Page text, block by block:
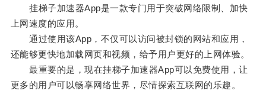
挂梯子加速器App是一款专门用于突破网络限制、加快
上网速度的应用。
通过使用该App，不仅可以访问被封锁的网站和应用，
还能够更快地加载网页和视频，给予用户更好的上网体验。
最重要的是，现在挂梯子加速器App可以免费使用，让
更多的用户可以畅享网络世界，尽情探索互联网的乐趣。